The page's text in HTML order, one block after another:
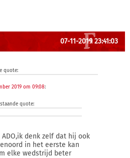
07-11-2019 23:41:03
quote:
2019 om 09:08:
quote:
denk zelf dat hij ook
in het eerste kan
elke wedstrijd beter